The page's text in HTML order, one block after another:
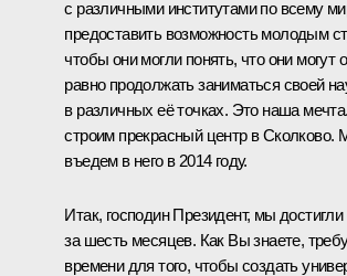
с различными институтами по всему
предоставить возможность молодым
чтобы они могли понять, что они могут
равно продолжать заниматься своей
в различных её точках. Это наша
строим прекрасный центр в
въедем в него в 2014 году.
Итак, господин Президент, мы достигли
за шесть месяцев. Как Вы знаете,
времени для того, чтобы создать